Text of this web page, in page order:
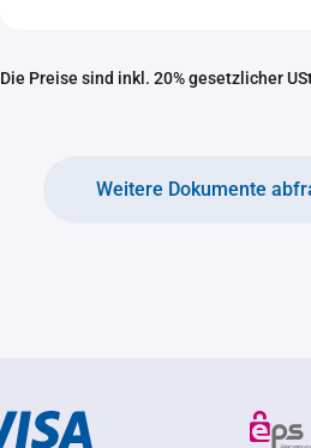
Die Preise sind inkl. 20% gesetzlicher
Weitere Dokumente